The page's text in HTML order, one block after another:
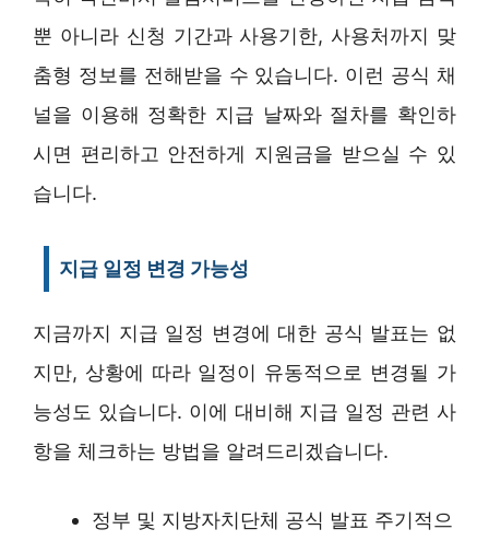
뿐 아니라 신청 기간과 사용기한, 사용처까지 맞
춤형 정보를 전해받을 수 있습니다. 이런 공식 채
널을 이용해 정확한 지급 날짜와 절차를 확인하
시면 편리하고 안전하게 지원금을 받으실 수 있
습니다.
지급 일정 변경 가능성
지금까지 지급 일정 변경에 대한 공식 발표는 없
지만, 상황에 따라 일정이 유동적으로 변경될 가
능성도 있습니다. 이에 대비해 지급 일정 관련 사
항을 체크하는 방법을 알려드리겠습니다.
정부 및 지방자치단체 공식 발표 주기적으